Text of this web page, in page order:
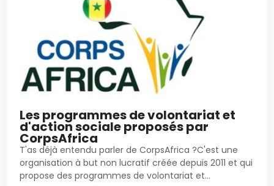
Les programmes de volontariat et
d'action sociale proposés par
CorpsAfrica
T'as déjà entendu parler de CorpsAfrica ?C'est une
organisation à but non lucratif créée depuis 2011 et qui
propose des programmes de volontariat et…